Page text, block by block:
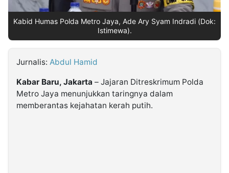
Kabid Humas Polda Metro Jaya, Ade Ary Syam Indradi (Dok:
Istimewa).
Jurnalis: Abdul Hamid
Kabar Baru, Jakarta – Jajaran Ditreskrimum Polda
Metro Jaya menunjukkan taringnya dalam
memberantas kejahatan kerah putih.